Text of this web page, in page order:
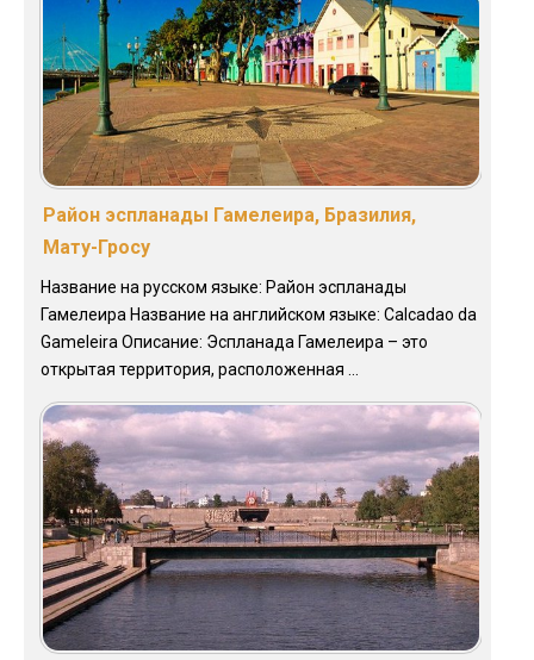
Район эспланады Гамелеира, Бразилия,
Мату-Гросу
Название на русском языке: Район эспланады
Гамелеира Название на английском языке: Calcadao da
Gameleira Описание: Эспланада Гамелеира – это
открытая территория, расположенная ...